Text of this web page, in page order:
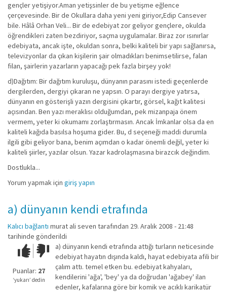
gençler yetişiyor.Aman yetişsinler de bu yetişme eğlence
çerçevesinde. Bir de Okullara daha yeni yeni giriyor,Edip Cansever
bile. Hâlâ Orhan Veli... Bir de edebiyat zor geliyor gençlere, okulda
öğrendikleri zaten bezdiriyor, saçma uygulamalar. Biraz zor ısınırlar
edebiyata, ancak işte, okuldan sonra, belki kaliteli bir yapı sağlanırsa,
televizyonlar da çıkan kişilerin şair olmadıkları benimsetilirse, falan
filan, şairlerin yazarların yapacağı pek fazla birşey yok!
d)Dağıtım: Bir dağıtım kuruluşu, dünyanın parasını istedi geçenlerde
dergilerden, dergiyi çıkaran ne yapsın. O parayı dergiye yatırsa,
dünyanın en gösterişli yazın dergisini çıkartır, görsel, kağıt kalitesi
açısından. Ben yazı meraklısı olduğumdan, pek mizanpaja önem
vermem, yeter ki okumamı zorlaştırmasın. Ancak İmkanlar olsa da en
kaliteli kağıda basılsa hoşuma gider. Bu, d seçeneği maddi durumla
ilgili gibi geliyor bana, benim açımdan o kadar önemli değil, yeter ki
kaliteli şiirler, yazılar olsun. Yazar kadrolaşmasına birazcık değindim.
Dostlukla...
Yorum yapmak için giriş yapın
a) dünyanın kendi etrafında
Kalıcı bağlantı murat ali seven tarafından 29. Aralık 2008 - 21:48
tarihinde gönderildi
Çok iyi!O
kadar
iyi
değil!
Puanlar: 27
‘yukarı’ dedin
a) dünyanın kendi etrafında attığı turların neticesinde
edebiyat hayatın dışında kaldı, hayat edebiyata afili bir
çalım attı. temel etken bu. edebiyat kahyaları,
kendilerini 'ağa', 'bey' ya da doğrudan 'ağabey' ilan
edenler, kafalarına göre bir komik ve acıklı karikatür